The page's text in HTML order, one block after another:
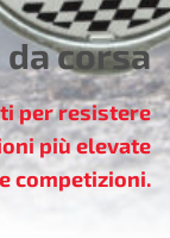
corsa
per resistere
più elevate
competizioni.